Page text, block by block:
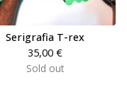
Serigrafia T-rex
35,00 €
Sold out